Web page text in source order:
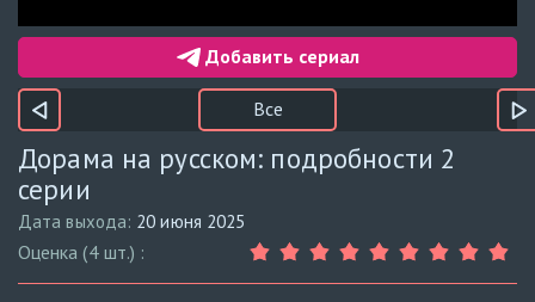
Добавить сериал
Все
Дорама на русском: подробности 2
серии
Дата выхода: 20 июня 2025
Оценка (4 шт.) :